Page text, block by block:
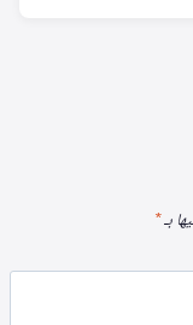
بـ*